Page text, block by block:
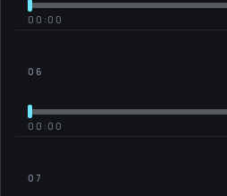
00:00
06
00:00
07